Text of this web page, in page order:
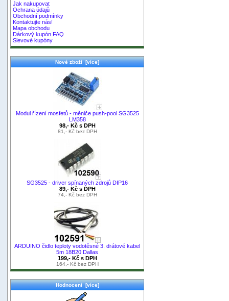
Jak nakupovat
Ochrana údajů
Obchodní podmínky
Kontaktujte nás!
Mapa obchodu
Dárkový kupón FAQ
Slevové kupóny
Nové zboží [více]
Modul řízení mosfetů - měniče push-pool SG3525
LM358
98,- Kč s DPH
81,- Kč bez DPH
SG3525 - driver spínaných zdrojů DIP16
89,- Kč s DPH
74,- Kč bez DPH
ARDUINO čidlo teploty vodotěsné 3. drátové kabel
5m 18B20 Dallas
199,- Kč s DPH
164,- Kč bez DPH
Hodnocení [více]